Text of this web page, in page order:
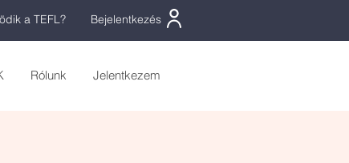
a TEFL? Bejelentkezés
Rólunk Jelentkezem